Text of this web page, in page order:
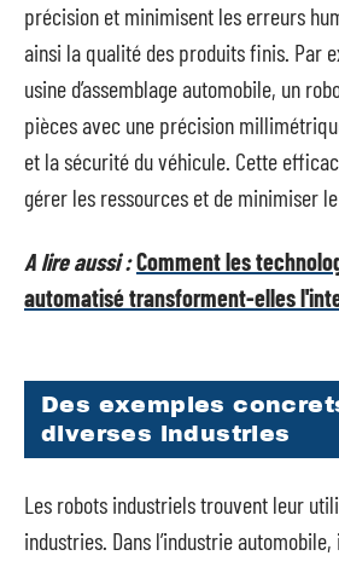
précision et minimisent les erreurs
ainsi la qualité des produits finis. Par
usine d’assemblage automobile, un
pièces avec une précision
et la sécurité du véhicule. Cette
gérer les ressources et de minimiser
A lire aussi :Comment les
automatisé transforment-elles
Des exemples
diverses industries
Les robots industriels trouvent leur
industries. Dans l’industrie